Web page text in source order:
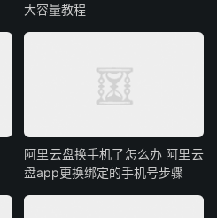
大容量教程
阿里云盘换手机了怎么办 阿里云
盘app更换绑定的手机号步骤